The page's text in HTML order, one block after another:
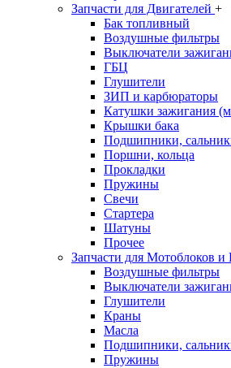
Запчасти для Двигателей +
Бак топливный
Воздушные фильтры
Выключатели
ГБЦ
Глушители
ЗИП и карбюраторы
Катушки зажигания
Крышки бака
Подшипники,
Поршни, кольца
Прокладки
Пружины
Свечи
Стартера
Шатуны
Прочее
Запчасти для Мотоблоков и
Воздушные фильтры
Выключатели
Глушители
Краны
Масла
Подшипники,
Пружины